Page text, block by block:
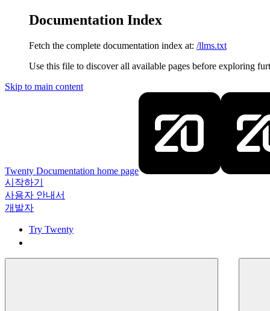
Documentation Index
Fetch the complete documentation index at: /llms.txt
Use this file to discover all available pages before exploring
Skip to main content
Twenty Documentation home page
시작하기
사용자 안내서
개발자
Try Twenty